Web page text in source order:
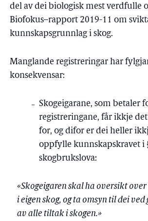
del av dei biologisk mest verdfulle
Biofokus–rapport 2019-11 om
kunnskapsgrunnlag i skog.
Manglande registreringar har
konsekvensar:
Skogeigarane, som betaler
registreringane, får ikkje
for, og difor er dei heller
oppfylle kunnskapskravet i
skogbrukslova:
«Skogeigaren skal ha oversikt
i eigen skog, og ta omsyn til dei
av alle tiltak i skogen.»